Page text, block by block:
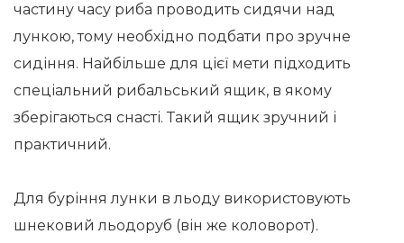
частину часу риба проводить сидячи над
лункою, тому необхідно подбати про зручне
сидіння. Найбільше для цієї мети підходить
спеціальний рибальський ящик, в якому
зберігаються снасті. Такий ящик зручний і
практичний.
Для буріння лунки в льоду використовують
шнековий льодоруб (він же коловорот).